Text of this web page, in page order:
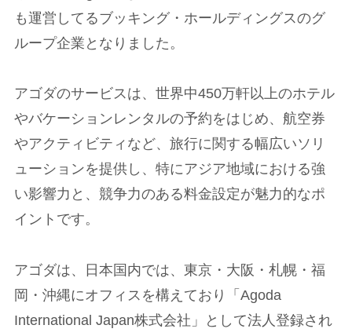
も運営してるブッキング・ホールディングスのグ
ループ企業となりました。
アゴダのサービスは、世界中450万軒以上のホテル
やバケーションレンタルの予約をはじめ、航空券
やアクティビティなど、旅行に関する幅広いソリ
ューションを提供し、特にアジア地域における強
い影響力と、競争力のある料金設定が魅力的なポ
イントです。
アゴダは、日本国内では、東京・大阪・札幌・福
岡・沖縄にオフィスを構えており「Agoda
International Japan株式会社」として法人登録され